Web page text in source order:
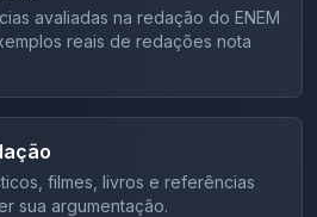
avaliadas na redação do ENEM
reais de redações nota
filmes, livros e referências
sua argumentação.